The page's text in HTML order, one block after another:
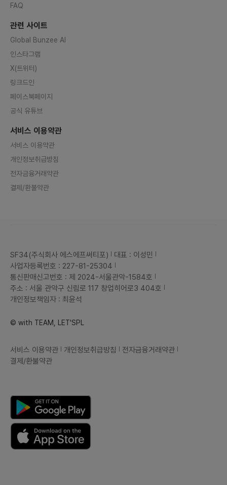
FAQ
관련 사이트
Global Bunzee AI
인스타그램
X(트위터)
링크드인
페이스북페이지
공식 유튜브
서비스 이용약관
서비스 이용약관
개인정보취급방침
전자금융거래약관
결제/환불약관
SF34(주식회사 에스에프써티포)
대표 : 이성민
사업자등록번호 : 227-81-25304
통신판매신고번호 : 제 2024-서울관악-1584호
주소 : 서울 관악구 신림로 117 창업히어로3 404호
개인정보책임자 : 최윤석
© with TEAM, LET'SPL
서비스 이용약관 개인정보취급방침
전자금융거래약관
결제/환불약관